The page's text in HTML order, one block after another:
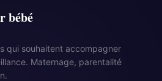
bébé
qui souhaitent accompagner
Maternage, parentalité